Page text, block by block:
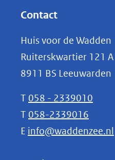
(verwijst
naar
een
andere
website)
Contact
Huis voor de Wadden
Ruiterskwartier 121 A
8911 BS Leeuwarden
T 058 - 2339010
T 058-2339016
E info@waddenzee.nl